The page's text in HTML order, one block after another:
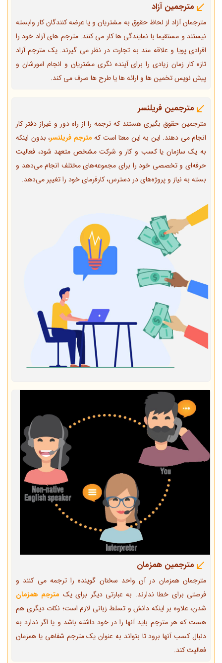
مترجمین آزاد
مترجمان آزاد از لحاظ حقوق به مشتریان و یا عرضه کنندگان کار وابسته
نیستند و مستقیما با نمایندگی ها کار می کنند. مترجم های آزاد خود را
افرادی پویا و علاقه مند به تجارت در نظر می گیرند. یک مترجم آزاد
تازه کار زمان زیادی را برای آینده نگری مشتریان و انجام امورشان و
پیش نویس تخمین ها و ارائه ها یا طرح ها صرف می کند.
مترجمین فریلنسر
مترجمین حقوق بگیری هستند که ترجمه را از راه دور و غیراز دفتر کار
انجام می دهند. این به این معنا است که مترجم فریلنسر، بدون اینکه
به یک سازمان یا کسب و کار و شرکت مشخص متعهد شود، فعالیت
حرفه‌ای و تخصصی خود را برای مجموعه‌های مختلف انجام می‌دهد و
بسته به نیاز و پروژه‌های در دسترس، کارفرمای خود را تغییر می‌دهد.
مترجمین همزمان
مترجمان همزمان در آن واحد سخنان گوینده را ترجمه می کنند و
فرصتی برای خطا ندارند. به عبارتی دیگر برای یک مترجم همزمان
شدن، علاوه بر اینکه دانش و تسلط زبانی لازم است؛ نکات دیگری هم
هست که هر مترجم باید آنها را در خود داشته باشد و یا اگر ندارد به
دنبال کسب آنها برود تا بتواند به عنوان یک مترجم شفاهی یا همزمان
فعالیت کند.